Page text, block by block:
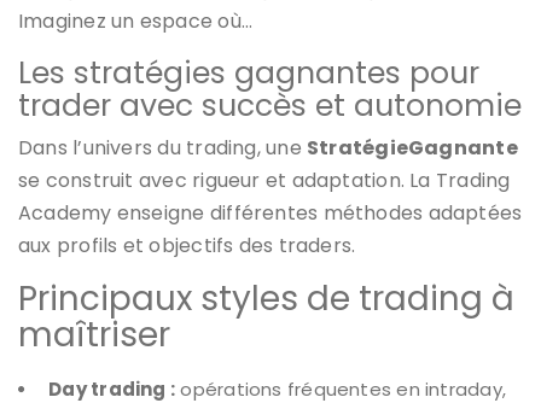
Imaginez un espace où…
Les stratégies gagnantes pour
trader avec succès et autonomie
Dans l’univers du trading, une StratégieGagnante
se construit avec rigueur et adaptation. La Trading
Academy enseigne différentes méthodes adaptées
aux profils et objectifs des traders.
Principaux styles de trading à
maîtriser
Day trading :opérations fréquentes en intraday,